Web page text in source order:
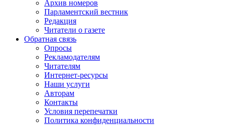
Архив номеров
Парламентский вестник
Редакция
Читатели о газете
Обратная связь
Опросы
Рекламодателям
Читателям
Интернет-ресурсы
Наши услуги
Авторам
Контакты
Условия перепечатки
Политика конфиденциальности